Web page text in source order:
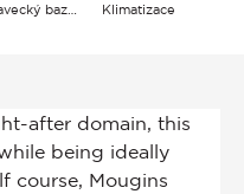
Klimatizace